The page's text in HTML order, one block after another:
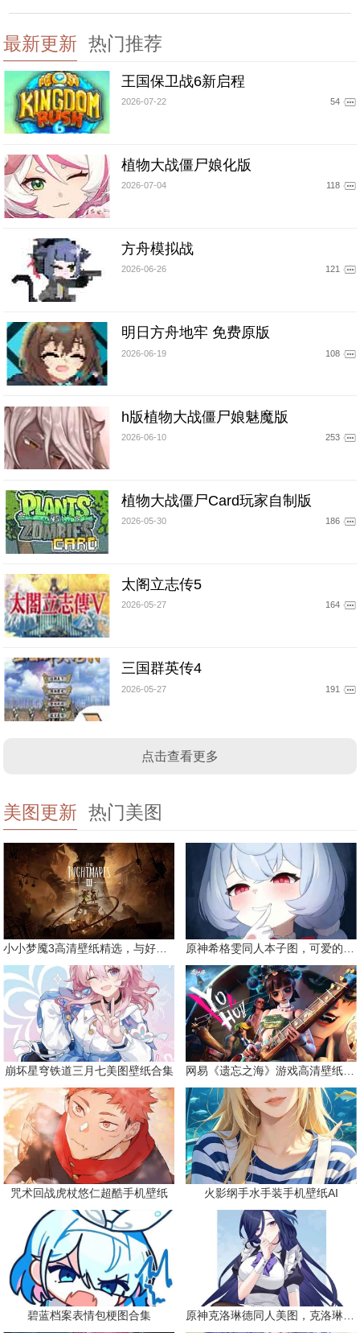
最新更新 热门推荐
王国保卫战6新启程
2026-07-22 54
植物大战僵尸娘化版
2026-07-04 118
方舟模拟战
2026-06-26 121
明日方舟地牢 免费原版
2026-06-19 108
h版植物大战僵尸娘魅魔版
2026-06-10 253
植物大战僵尸Card玩家自制版
2026-05-30 186
太阁立志传5
2026-05-27 164
三国群英传4
2026-05-27 191
点击查看更多
美图更新 热门美图
崩坏星穹铁道三月七美图壁纸合集 网易《遗忘之海》游戏高清壁纸精选
咒术回战虎杖悠仁超酷手机壁纸 火影纲手水手装手机壁纸AI
碧蓝档案表情包梗图合集